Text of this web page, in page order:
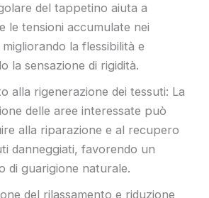
del tappetino aiuta a
le tensioni accumulate nei
la flessibilità e
la sensazione di rigidità.
alla rigenerazione dei tessuti: La
delle aree interessate può
alla riparazione e al recupero
danneggiati, favorendo un
di guarigione naturale.
del rilassamento e riduzione